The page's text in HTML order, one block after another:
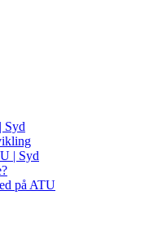
Syd
| Syd
på ATU